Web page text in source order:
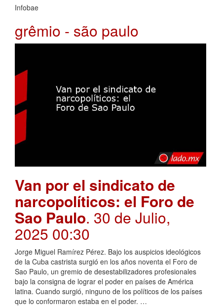
Infobae
grêmio - são paulo
Van por el sindicato de
narcopolíticos: el Foro de
Sao Paulo. 30 de Julio,
2025 00:30
Jorge Miguel Ramírez Pérez. Bajo los auspicios ideológicos
de la Cuba castrista surgió en los años noventa el Foro de
Sao Paulo, un gremio de desestabilizadores profesionales
bajo la consigna de lograr el poder en países de América
latina. Cuando surgió, ninguno de los políticos de los países
que lo conformaron estaba en el poder. …